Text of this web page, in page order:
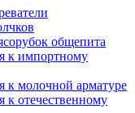
общепита
к импортному
к молочной арматуре
к отечественному